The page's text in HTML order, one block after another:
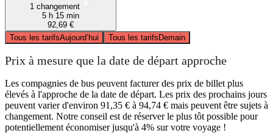
1 changement
5 h 15 min
92,69 €
Tous les tarifsAujourd’hui Tous les tarifsDemain
Prix à mesure que la date de départ approche
Les compagnies de bus peuvent facturer des prix de billet plus
élevés à l'approche de la date de départ. Les prix des prochains jours
peuvent varier d'environ 91,35 € à 94,74 € mais peuvent être sujets à
changement. Notre conseil est de réserver le plus tôt possible pour
potentiellement économiser jusqu'à 4% sur votre voyage !